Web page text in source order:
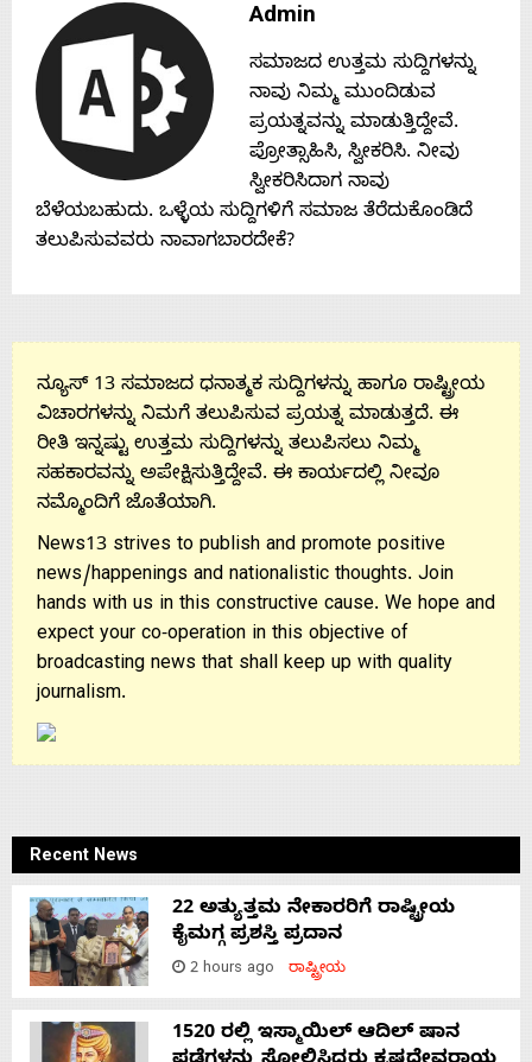
Contact
Us
Admin
ಸಮಾಜದ ಉತ್ತಮ ಸುದ್ದಿಗಳನ್ನು
ನಾವು ನಿಮ್ಮ ಮುಂದಿಡುವ
ಪ್ರಯತ್ನವನ್ನು ಮಾಡುತ್ತಿದ್ದೇವೆ.
ಪ್ರೋತ್ಸಾಹಿಸಿ, ಸ್ವೀಕರಿಸಿ. ನೀವು
ಸ್ವೀಕರಿಸಿದಾಗ ನಾವು
ಬೆಳೆಯಬಹುದು. ಒಳ್ಳೆಯ ಸುದ್ದಿಗಳಿಗೆ ಸಮಾಜ ತೆರೆದುಕೊಂಡಿದೆ
ತಲುಪಿಸುವವರು ನಾವಾಗಬಾರದೇಕೆ?
ನ್ಯೂಸ್ 13 ಸಮಾಜದ ಧನಾತ್ಮಕ ಸುದ್ದಿಗಳನ್ನು ಹಾಗೂ ರಾಷ್ಟ್ರೀಯ
ವಿಚಾರಗಳನ್ನು ನಿಮಗೆ ತಲುಪಿಸುವ ಪ್ರಯತ್ನ ಮಾಡುತ್ತದೆ. ಈ
ರೀತಿ ಇನ್ನಷ್ಟು ಉತ್ತಮ ಸುದ್ದಿಗಳನ್ನು ತಲುಪಿಸಲು ನಿಮ್ಮ
ಸಹಕಾರವನ್ನು ಅಪೇಕ್ಷಿಸುತ್ತಿದ್ದೇವೆ. ಈ ಕಾರ್ಯದಲ್ಲಿ ನೀವೂ
ನಮ್ಮೊಂದಿಗೆ ಜೊತೆಯಾಗಿ.
News13 strives to publish and promote positive
news/happenings and nationalistic thoughts. Join
hands with us in this constructive cause. We hope and
expect your co-operation in this objective of
broadcasting news that shall keep up with quality
journalism.
Recent News
22 ಅತ್ಯುತ್ತಮ ನೇಕಾರರಿಗೆ ರಾಷ್ಟ್ರೀಯ
ಕೈಮಗ್ಗ ಪ್ರಶಸ್ತಿ ಪ್ರದಾನ
2 hours ago ರಾಷ್ಟ್ರೀಯ
1520 ರಲ್ಲಿ ಇಸ್ಮಾಯಿಲ್ ಆದಿಲ್ ಷಾನ